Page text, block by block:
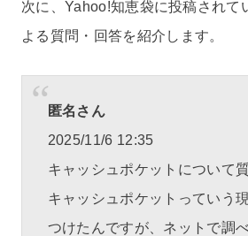
次に、Yahoo!知恵袋に投稿されて
よる質問・回答を紹介します。
匿名さん
2025/11/6 12:35
キャッシュポケットについて質
キャッシュポケットっていう
つけたんですが、ネットで調